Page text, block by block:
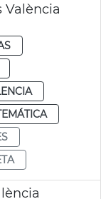
València